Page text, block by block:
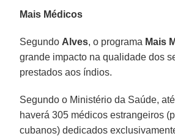
Mais Médicos
Segundo Alves, o programa Mais
grande impacto na qualidade dos
prestados aos índios.
Segundo o Ministério da Saúde,
haverá 305 médicos estrangeiros
cubanos) dedicados